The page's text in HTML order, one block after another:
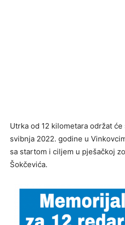
Utrka od 12 kilometara održat
svibnja 2022. godine u
sa startom i ciljem u pješačkoj
Šokčevića.